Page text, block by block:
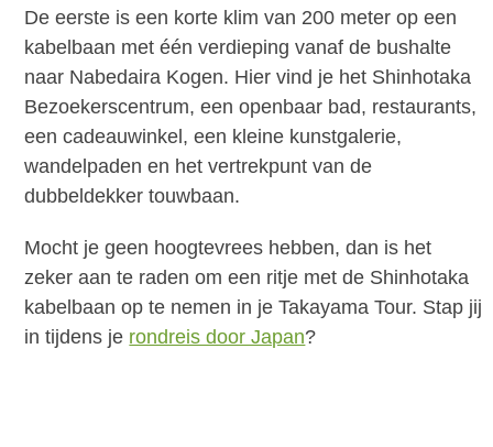
De eerste is een korte klim van 200 meter op een
kabelbaan met één verdieping vanaf de bushalte
naar Nabedaira Kogen. Hier vind je het Shinhotaka
Bezoekerscentrum, een openbaar bad, restaurants,
een cadeauwinkel, een kleine kunstgalerie,
wandelpaden en het vertrekpunt van de
dubbeldekker touwbaan.
Mocht je geen hoogtevrees hebben, dan is het
zeker aan te raden om een ritje met de Shinhotaka
kabelbaan op te nemen in je Takayama Tour. Stap jij
in tijdens je rondreis door Japan?